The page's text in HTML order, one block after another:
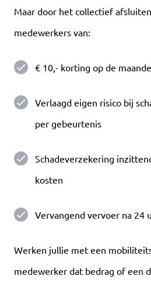
Maar door het collectief
medewerkers van:
€ 10,- korting op de
Verlaagd eigen risico bij
per gebeurtenis
Schadeverzekering
kosten
Vervangend vervoer na 24
Werken jullie met een
medewerker dat bedrag of een